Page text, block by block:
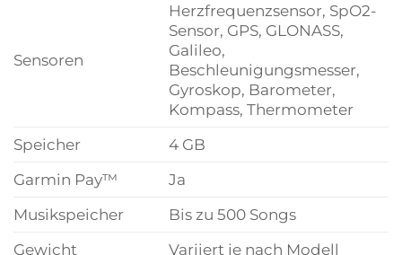
Sensoren
Herzfrequenzsensor, SpO2-
Sensor, GPS, GLONASS,
Galileo,
Beschleunigungsmesser,
Gyroskop, Barometer,
Kompass, Thermometer
Speicher
4 GB
Garmin Pay™
Ja
Musikspeicher
Bis zu 500 Songs
Gewicht
Variiert je nach Modell